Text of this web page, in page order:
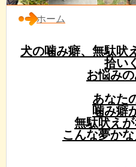
ホーム
犬の噛み癖、無駄吠
拾い
お悩み
あなた
噛み癖
無駄吠え
こんな夢か